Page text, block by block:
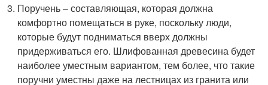
Поручень – составляющая, которая должна
комфортно помещаться в руке, поскольку люди,
которые будут подниматься вверх должны
придерживаться его. Шлифованная древесина будет
наиболее уместным вариантом, тем более, что такие
поручни уместны даже на лестницах из гранита или